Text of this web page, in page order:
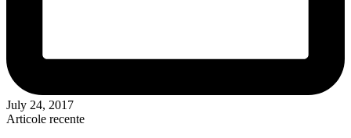
July 24, 2017
Articole recente